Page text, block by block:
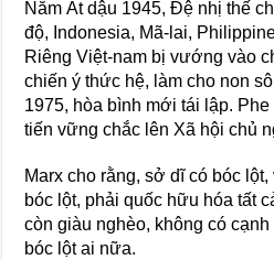
Năm Ất dậu 1945, Ðệ nhị thế
độ, Indonesia, Mã-lai,
Riêng Việt-nam bị vướng vào
chiến ý thức hệ, làm cho non
1975, hòa bình mới tái lập.
tiến vững chắc lên Xã hội chủ
Marx cho rằng, sở dĩ có bóc
bóc lột, phải quốc hữu hóa tất
còn giàu nghèo, không có
bóc lột ai nữa.